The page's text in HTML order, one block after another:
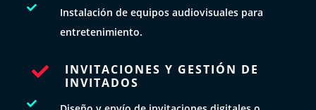

Instalación de equipos audiovisuales para
entretenimiento.

INVITACIONES Y GESTIÓN DE
INVITADOS
